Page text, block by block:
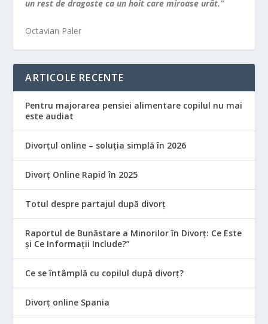
un rest de dragoste ca un hoit care miroase urât.”
Octavian Paler
ARTICOLE RECENTE
Pentru majorarea pensiei alimentare copilul nu mai
este audiat
Divorțul online – soluția simplă în 2026
Divorț Online Rapid în 2025
Totul despre partajul după divorț
Raportul de Bunăstare a Minorilor în Divorț: Ce Este
și Ce Informații Include?”
Ce se întâmplă cu copilul după divorț?
Divorț online Spania